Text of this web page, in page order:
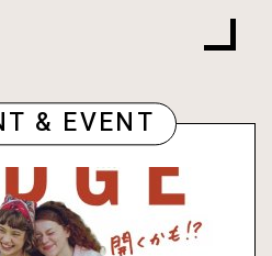
& EVENT